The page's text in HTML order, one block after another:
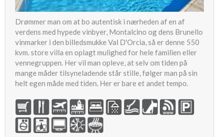
Drømmer man om at bo autentisk i nærheden af en af
verdens med hypede vinbyer, Montalcino og dens Brunello
vinmarker i den billedsmukke Val D'Orcia, så er denne 550
kvm. store villa en oplagt mulighed for hele familien eller
vennegruppen. Her vil man opleve, at selv om tiden på
mange måder tilsyneladende står stille, følger man på sin
helt egen måde med tiden. Her er bare et andet tempo.